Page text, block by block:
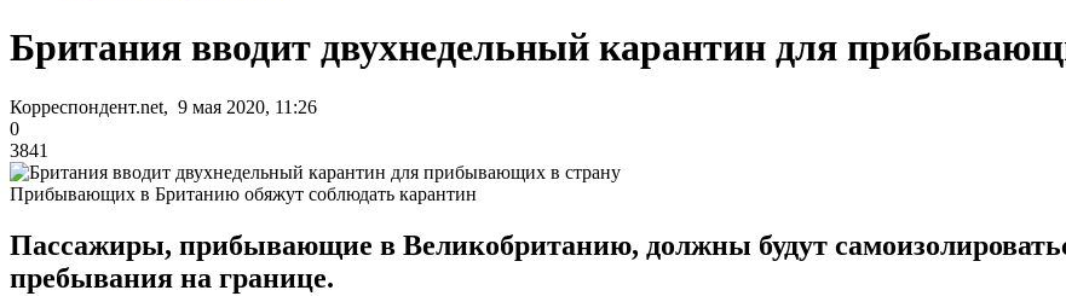
Британия вводит двухнедельный карантин для
Корреспондент.net, 9 мая 2020, 11:26
0
3841
Прибывающих в Британию обяжут соблюдать карантин
Пассажиры, прибывающие в Великобританию, должны будут
пребывания на границе.